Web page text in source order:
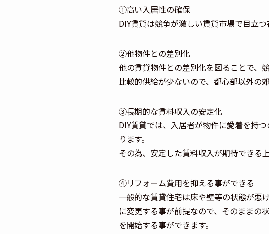
①高い入居性の確保
DIY賃貸は競争が激しい賃貸市場で目立
②他物件との差別化
他の賃貸物件との差別化を図ることで、
比較的供給が少ないので、都心部以外の
③長期的な賃料収入の安定化
DIY賃貸では、入居者が物件に愛着を持
ります。
その為、安定した賃料収入が期待できる
④リフォーム費用を抑える事ができる
一般的な賃貸住宅は床や壁等の状態が悪
に変更する事が前提なので、そのままの
を開始する事ができます。